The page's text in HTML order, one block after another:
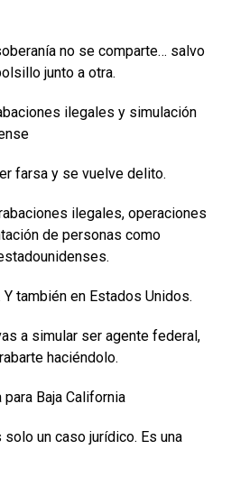
no se comparte… salvo
junto a otra.
ilegales y simulación
farsa y se vuelve delito.
ilegales, operaciones
de personas como
también en Estados Unidos.
a simular ser agente federal,
haciéndolo.
Baja California
un caso jurídico. Es una